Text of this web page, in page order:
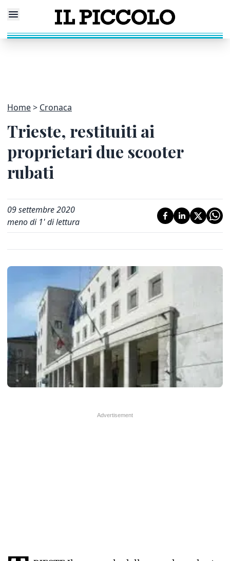
Home Cronaca
Trieste, restituiti ai
proprietari due scooter
rubati
09 settembre 2020
meno di 1' di lettura